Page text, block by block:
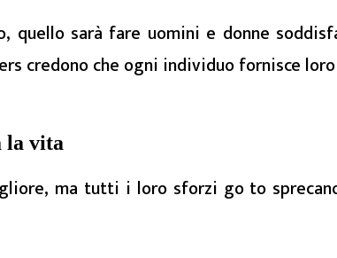
sarà fare uomini e donne
credono che ogni individuo fornisce
la vita
ma tutti i loro sforzi go to